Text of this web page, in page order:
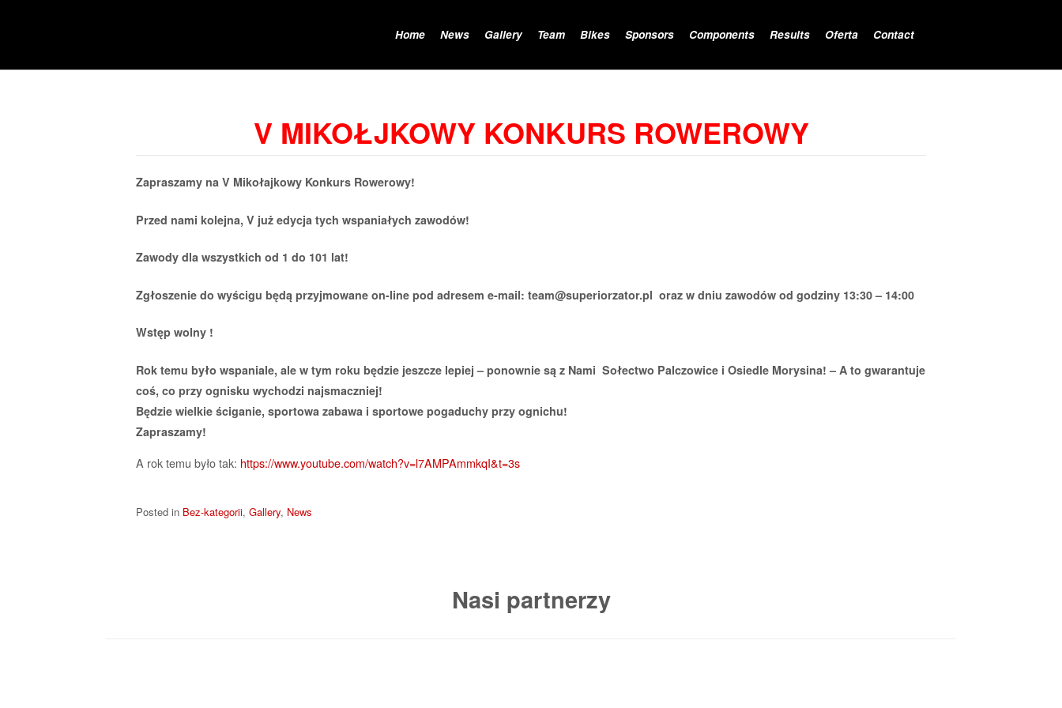
Home News Gallery Team Bikes Sponsors Components Results Oferta Contact
V MIKOŁJKOWY KONKURS ROWEROWY
Zapraszamy na V Mikołajkowy Konkurs Rowerowy!
Przed nami kolejna, V już edycja tych wspaniałych zawodów!
Zawody dla wszystkich od 1 do 101 lat!
Zgłoszenie do wyścigu będą przyjmowane on-line pod adresem e-mail: team@superiorzator.pl oraz w dniu zawodów od godziny 13:30 – 14:00
Wstęp wolny !
Rok temu było wspaniale, ale w tym roku będzie jeszcze lepiej – ponownie są z Nami Sołectwo Palczowice i Osiedle Morysina! – A to gwarantuje
coś, co przy ognisku wychodzi najsmaczniej!
Będzie wielkie ściganie, sportowa zabawa i sportowe pogaduchy przy ognichu!
Zapraszamy!
A rok temu było tak: https://www.youtube.com/watch?v=l7AMPAmmkqI&t=3s
Posted in Bez-kategorii, Gallery, News
Nasi partnerzy